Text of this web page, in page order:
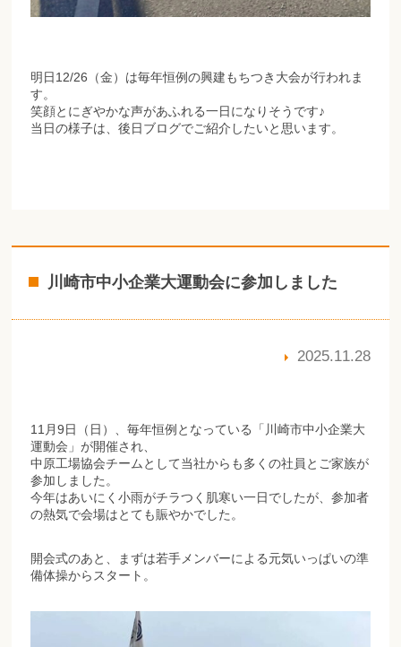
明日12/26（金）は毎年恒例の興建もちつき大会が行われま
す。
笑顔とにぎやかな声があふれる一日になりそうです♪
当日の様子は、後日ブログでご紹介したいと思います。
川崎市中小企業大運動会に参加しました
2025.11.28
11月9日（日）、毎年恒例となっている「川崎市中小企業大
運動会」が開催され、
中原工場協会チームとして当社からも多くの社員とご家族が
参加しました。
今年はあいにく小雨がチラつく肌寒い一日でしたが、参加者
の熱気で会場はとても賑やかでした。
開会式のあと、まずは若手メンバーによる元気いっぱいの準
備体操からスタート。